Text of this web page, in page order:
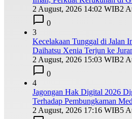
2 August, 2026 14:02 WIB2
0
3
Kecelakaan Tunggal di Jalan
Daihatsu Xenia Terjun ke
2 August, 2026 15:03 WIB2
0
4
Jagongan Hak Digital 2026
Terhadap Pembungkaman
2 August, 2026 17:16 WIB5